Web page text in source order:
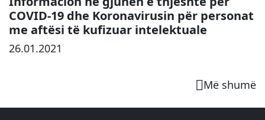
COVID-19 dhe Koronavirusin për personat
me aftësi të kufizuar intelektuale
26.01.2021
Më shumë